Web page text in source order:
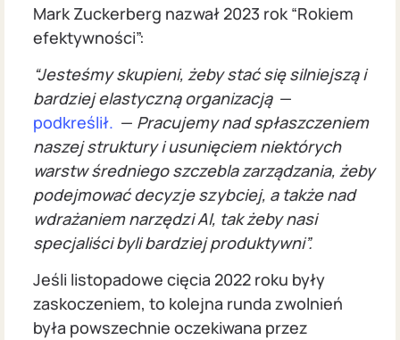
Mark Zuckerberg nazwał 2023 rok “Rokiem
efektywności”:
“Jesteśmy skupieni, żeby stać się silniejszą i
bardziej elastyczną organizacją —
podkreślił. — Pracujemy nad spłaszczeniem
naszej struktury i usunięciem niektórych
warstw średniego szczebla zarządzania, żeby
podejmować decyzje szybciej, a także nad
wdrażaniem narzędzi AI, tak żeby nasi
specjaliści byli bardziej produktywni”.
Jeśli listopadowe cięcia 2022 roku były
zaskoczeniem, to kolejna runda zwolnień
była powszechnie oczekiwana przez